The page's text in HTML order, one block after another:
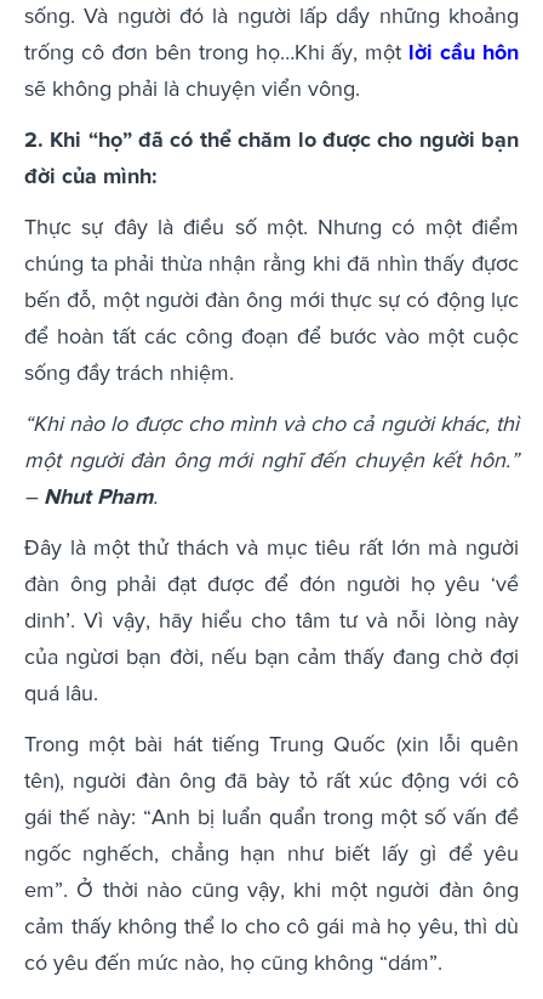
sống. Và người đó là người lấp dầy những khoảng
trống cô đơn bên trong họ…Khi ấy, một lời cầu hôn
sẽ không phải là chuyện viển vông.
2. Khi “họ” đã có thể chăm lo được cho người bạn
đời của mình:
Thực sự đây là điều số một. Nhưng có một điểm
chúng ta phải thừa nhận rằng khi đã nhìn thấy đựơc
bến đỗ, một người đàn ông mới thực sự có động lực
để hoàn tất các công đoạn để bước vào một cuộc
sống đầy trách nhiệm.
“Khi nào lo được cho mình và cho cả người khác, thì
một người đàn ông mới nghĩ đến chuyện kết hôn.”
– Nhut Pham.
Đây là một thử thách và mục tiêu rất lớn mà người
đàn ông phải đạt được để đón người họ yêu ‘về
dinh’. Vì vậy, hãy hiểu cho tâm tư và nỗi lòng này
của ngừơi bạn đời, nếu bạn cảm thấy đang chờ đợi
quá lâu.
Trong một bài hát tiếng Trung Quốc (xin lỗi quên
tên), người đàn ông đã bày tỏ rất xúc động với cô
gái thế này: “Anh bị luẩn quẩn trong một số vấn đề
ngốc nghếch, chẳng hạn như biết lấy gì để yêu
em”. Ở thời nào cũng vậy, khi một người đàn ông
cảm thấy không thể lo cho cô gái mà họ yêu, thì dù
có yêu đến mức nào, họ cũng không “dám”.